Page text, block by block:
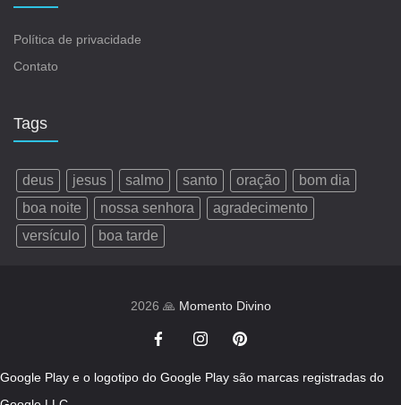
Política de privacidade
Contato
Tags
deus jesus salmo santo oração
bom dia
boa noite
nossa senhora
agradecimento
versículo
boa tarde
2026 🙏 Momento Divino
Google Play e o logotipo do Google Play são marcas registradas do